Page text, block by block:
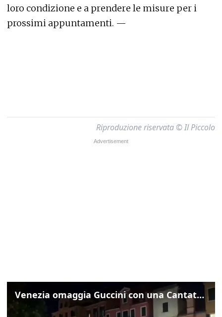
loro condizione e a prendere le misure per i
prossimi appuntamenti. —
Riproduzione riservata © Il Piccolo
Venezia omaggia Guccini con una Cantata Anarchica in campo Santa Margherita